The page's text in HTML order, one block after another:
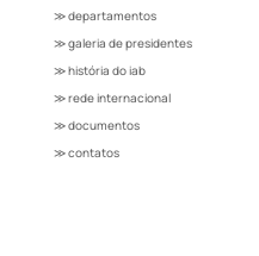
≫ departamentos
≫ galeria de presidentes
≫ história do iab
≫ rede internacional
≫ documentos
≫ contatos